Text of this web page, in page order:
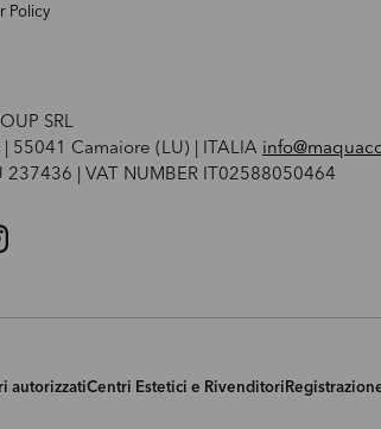
Policy
SRL
| 55041 Camaiore (LU) | ITALIA
237436 | VAT NUMBER IT02588050464
autorizzatiCentri Estetici e Rivenditori